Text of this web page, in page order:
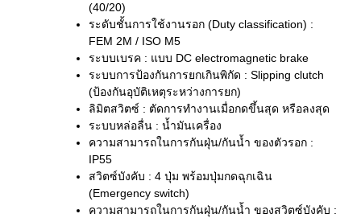
(40/20)
ระดับชั้นการใช้งานรอก (Duty classification) :
FEM 2M / ISO M5
ระบบเบรค : แบบ DC electromagnetic brake
ระบบการป้องกันการยกเกินพิกัด : Slipping clutch
(ป้องกันอุบัติเหตุระหว่างการยก)
ลิมิตสวิตซ์ : ตัดการทำงานเมื่อกดขึ้นสุด หรือลงสุด
ระบบหล่อลื่น : น้ำมันเครื่อง
ความสามารถในการกันฝุ่น/กันน้ำ ของตัวรอก :
IP55
สวิตซ์บังคับ : 4 ปุ่ม พร้อมปุ่มกดฉุกเฉิน
(Emergency switch)
ความสามารถในการกันฝุ่น/กันน้ำ ของสวิตซ์บังคับ :